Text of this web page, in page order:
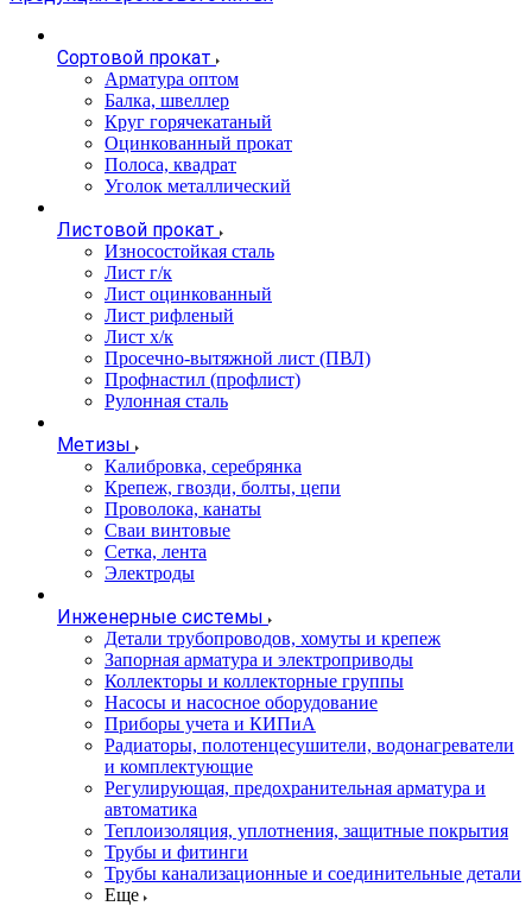
Сортовой прокат
Арматура оптом
Балка, швеллер
Круг горячекатаный
Оцинкованный прокат
Полоса, квадрат
Уголок металлический
Листовой прокат
Износостойкая сталь
Лист г/к
Лист оцинкованный
Лист рифленый
Лист х/к
Просечно-вытяжной лист (ПВЛ)
Профнастил (профлист)
Рулонная сталь
Метизы
Калибровка, серебрянка
Крепеж, гвозди, болты, цепи
Проволока, канаты
Сваи винтовые
Сетка, лента
Электроды
Инженерные системы
Детали трубопроводов, хомуты и крепеж
Запорная арматура и электроприводы
Коллекторы и коллекторные группы
Насосы и насосное оборудование
Приборы учета и КИПиА
Радиаторы, полотенцесушители, водонагреватели
и комплектующие
Регулирующая, предохранительная арматура и
автоматика
Теплоизоляция, уплотнения, защитные покрытия
Трубы и фитинги
Трубы канализационные и соединительные детали
Еще